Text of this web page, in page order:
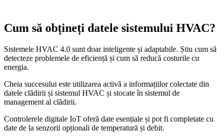
Cum să obțineți datele sistemului HVAC?
Sistemele HVAC 4.0 sunt doar inteligente și adaptabile. Știu cum să
detecteze problemele de eficiență și cum să reducă costurile cu
energia.
Cheia succesului este utilizarea activă a informațiilor colectate din
datele clădirii și sistemul HVAC și stocate în sistemul de
management al clădirii.
Controlerele digitale IoT oferă date esențiale și pot fi completate cu
date de la senzorii opționali de temperatură și debit.